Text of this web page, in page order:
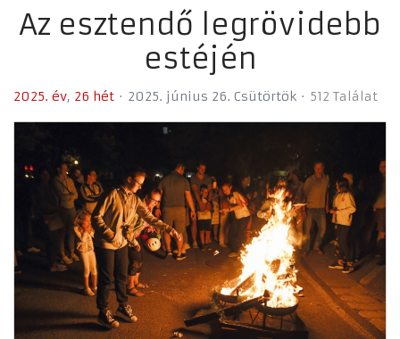
Az esztendő legrövidebb
estéjén
2025. év 26 hét 2025. június 26. Csütörtök 512 Találat